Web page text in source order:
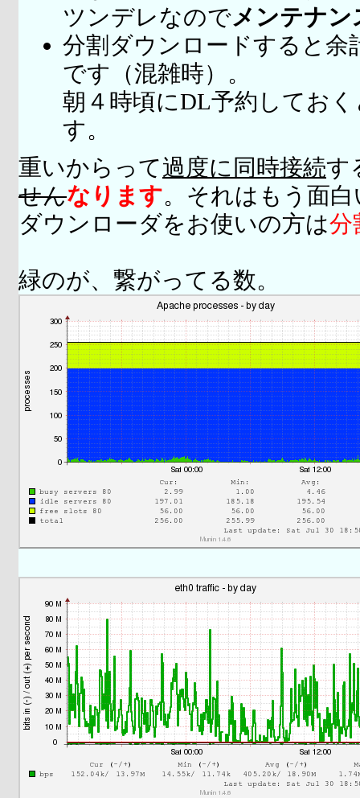
ツンデレなのでメンテナ
分割ダウンロードすると余
です（混雑時）。
朝４時頃にDL予約してお
す。
重いからって過度に同時接続す
せんなります。それはもう面
ダウンローダをお使いの方は分
緑のが、繋がってる数。